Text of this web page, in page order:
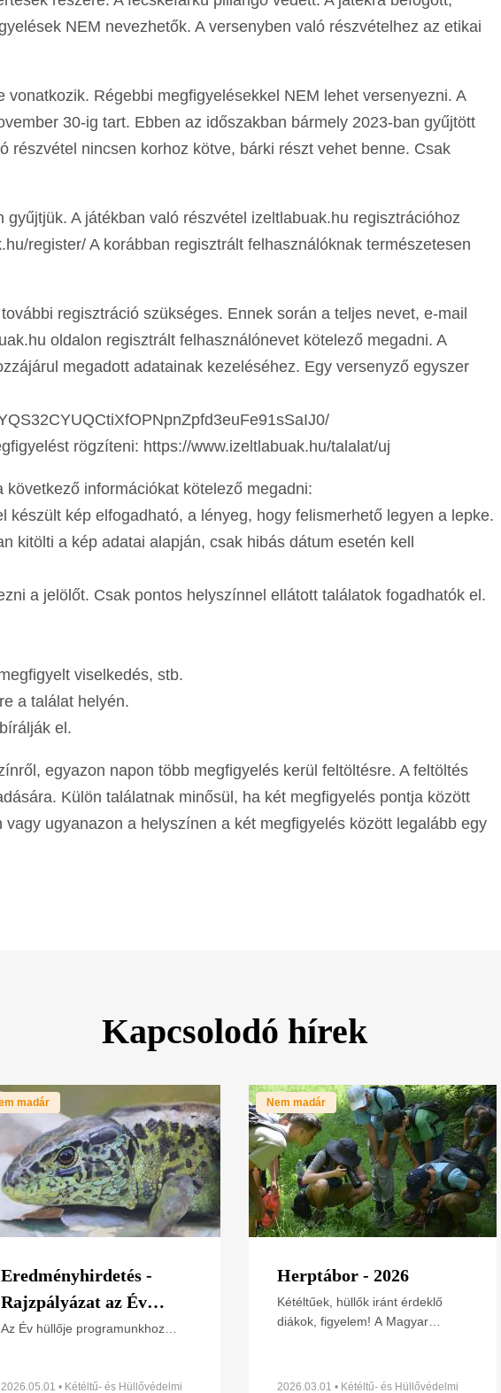
NEM nevezhetők. A versenyben való részvételhez az etikai
Régebbi megfigyelésekkel NEM lehet versenyezni. A
30-ig tart. Ebben az időszakban bármely 2023-ban gyűjtött
részvétel nincsen korhoz kötve, bárki részt vehet benne. Csak
A játékban való részvétel izeltlabuak.hu regisztrációhoz
register/ A korábban regisztrált felhasználóknak természetesen
regisztráció szükséges. Ennek során a teljes nevet, e-mail
oldalon regisztrált felhasználónevet kötelező megadni. A
megadott adatainak kezeléséhez. Egy versenyző egyszer
rögzíteni: https://www.izeltlabuak.hu/talalat/uj
információkat kötelező megadni:
készült kép elfogadható, a lényeg, hogy felismerhető legyen a lepke.
kitölti a kép adatai alapján, csak hibás dátum esetén kell
a jelölőt. Csak pontos helyszínnel ellátott találatok fogadhatók el.
viselkedés, stb.
a találat helyén.
el.
egyazon napon több megfigyelés kerül feltöltésre. A feltöltés
Külön találatnak minősül, ha két megfigyelés pontja között
ugyanazon a helyszínen a két megfigyelés között legalább egy
Kapcsolodó hírek
madár
Eredményhirdetés -
Rajzpályázat az Év
hüllőjéről, a fürge
Az Év hüllője programunkhoz
az ország különböző pontjairól,
2026.05.01 • Kétéltű- és Hüllővédelmi
Nem madár
Herptábor - 2026
Kétéltűek, hüllők iránt érdeklő
diákok, figyelem! A Magyar
Hüllővédelmi Szakosztálya 2026-
2026.03.01 • Kétéltű- és Hüllővédelmi